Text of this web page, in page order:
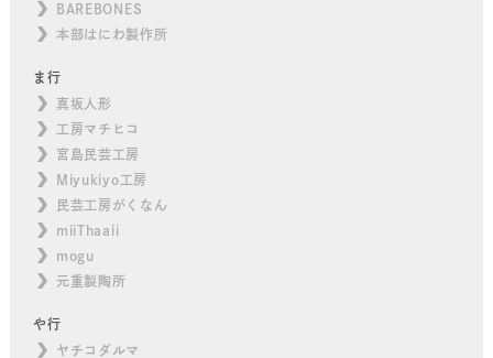
BAREBONES
本部はにわ製作所
ま行
真坂人形
工房マチヒコ
宮島民芸工房
Miyukiyo工房
民芸工房がくなん
miiThaaii
mogu
元重製陶所
や行
ヤチコダルマ